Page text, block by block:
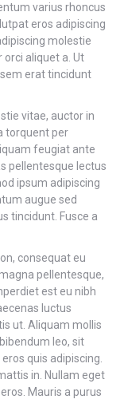
varius rhoncus
eros adipiscing
molestie
orci aliquet a. Ut
erat tincidunt
vitae, auctor in
torquent per
feugiat ante
pellentesque lectus
ipsum adipiscing
augue sed
tincidunt. Fusce a
consequat eu
pellentesque,
est eu nibh
luctus
ut. Aliquam mollis
leo, sit
quis adipiscing.
in. Nullam eget
Mauris a purus